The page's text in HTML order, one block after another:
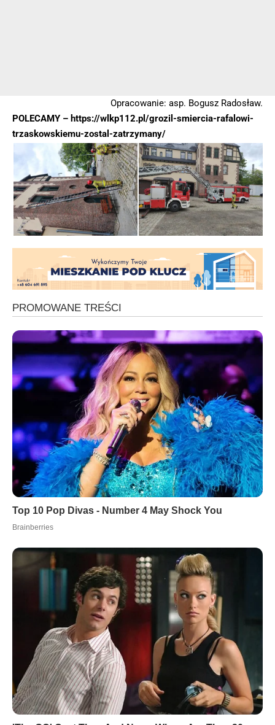
Opracowanie: asp. Bogusz Radosław.
POLECAMY – https://wlkp112.pl/grozil-smiercia-rafalowi-
trzaskowskiemu-zostal-zatrzymany/